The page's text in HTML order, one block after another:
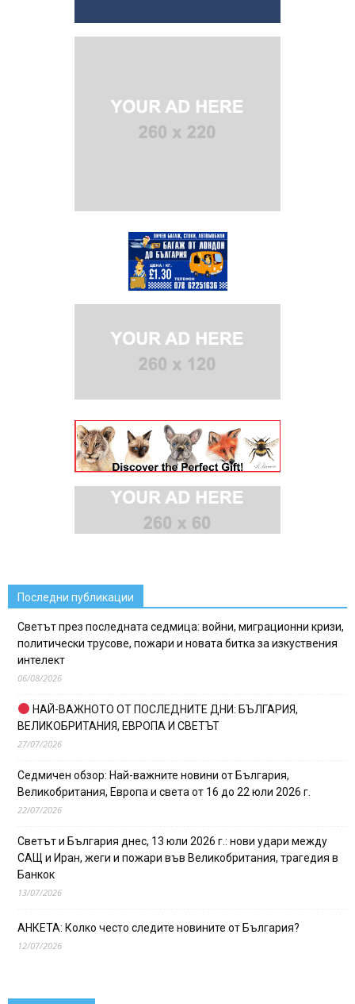
Последни публикации
Светът през последната седмица: войни, миграционни кризи,
политически трусове, пожари и новата битка за изкуствения
интелект
06/08/2026
НАЙ-ВАЖНОТО ОТ ПОСЛЕДНИТЕ ДНИ: БЪЛГАРИЯ,
ВЕЛИКОБРИТАНИЯ, ЕВРОПА И СВЕТЪТ
27/07/2026
Седмичен обзор: Най-важните новини от България,
Великобритания, Европа и света от 16 до 22 юли 2026 г.
22/07/2026
Светът и България днес, 13 юли 2026 г.: нови удари между
САЩ и Иран, жеги и пожари във Великобритания, трагедия в
Банкок
13/07/2026
АНКЕТА: Колко често следите новините от България?
12/07/2026